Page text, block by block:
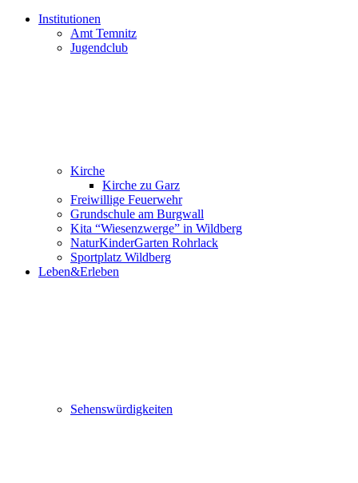
Institutionen
Amt Temnitz
Jugendclub
Kirche
Kirche zu Garz
Freiwillige Feuerwehr
Grundschule am Burgwall
Kita “Wiesenzwerge” in Wildberg
NaturKinderGarten Rohrlack
Sportplatz Wildberg
Leben&Erleben
Sehenswürdigkeiten